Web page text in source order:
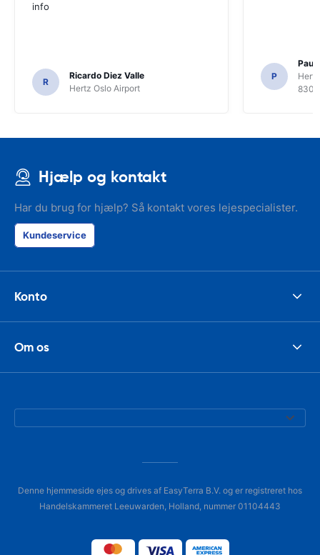
info
R
Ricardo Diez Valle
Hertz Oslo Airport
P
Paul
8300
Hjælp og kontakt
Har du brug for hjælp? Så kontakt vores lejespecialister.
Kundeservice
Konto
Om os
Denne hjemmeside ejes og drives af EasyTerra B.V. og er registreret hos
Handelskammeret Leeuwarden, Holland, nummer 01104443